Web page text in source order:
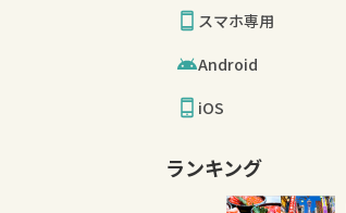
スマホ専用
Android
iOS
ランキング